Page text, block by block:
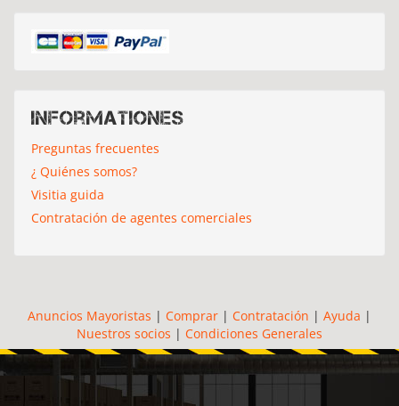
Informationes
Preguntas frecuentes
¿ Quiénes somos?
Visitia guida
Contratación de agentes comerciales
Anuncios Mayoristas | Comprar | Contratación | Ayuda |
Nuestros socios | Condiciones Generales